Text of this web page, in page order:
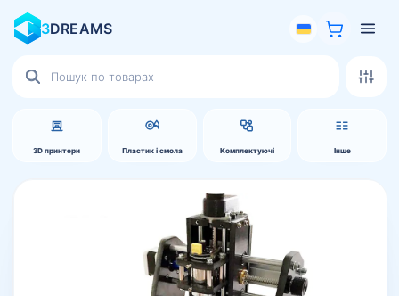
3DREAMS
3D принтери Пластик і смола Комплектуючі Інше
товарів